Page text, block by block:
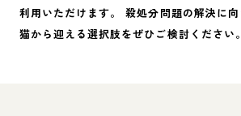
利用いただけます。 殺処分問題の解決に
猫から迎える選択肢をぜひご検討ください。